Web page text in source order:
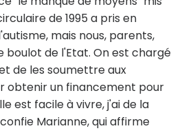
de 1995 a pris en
mais nous, parents,
de l'Etat. On est chargé
de les soumettre aux
obtenir un financement pour
est facile à vivre, j'ai de la
Marianne, qui affirme